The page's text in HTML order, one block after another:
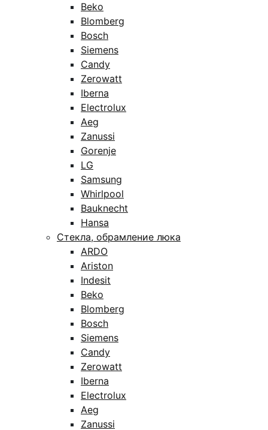
Beko
Blomberg
Bosch
Siemens
Candy
Zerowatt
Iberna
Electrolux
Aeg
Zanussi
Gorenje
LG
Samsung
Whirlpool
Bauknecht
Hansa
Стекла, обрамление люка
ARDO
Ariston
Indesit
Beko
Blomberg
Bosch
Siemens
Candy
Zerowatt
Iberna
Electrolux
Aeg
Zanussi